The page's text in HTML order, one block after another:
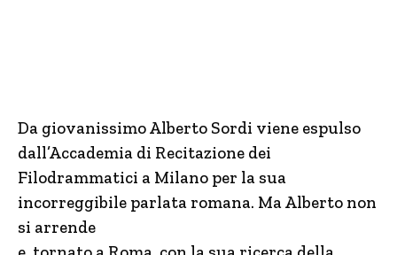
Da giovanissimo Alberto Sordi viene espulso
dall’Accademia di Recitazione dei
Filodrammatici a Milano per la sua
incorreggibile parlata romana. Ma Alberto non
si arrende